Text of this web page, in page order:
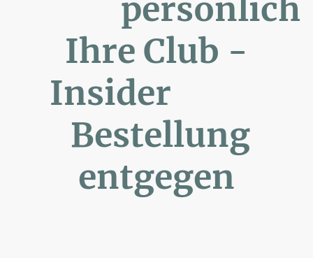
persönlich
Ihre Club -
Insider
Bestellung
entgegen